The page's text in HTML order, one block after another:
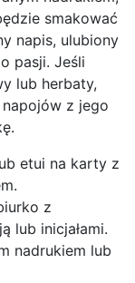
smakować
napis, ulubiony
pasji. Jeśli
lub herbaty,
z jego
etui na karty z
z
lub inicjałami.
nadrukiem lub